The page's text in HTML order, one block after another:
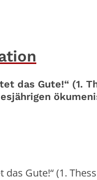
das Gute!“ (1.
das Gute!“ (1.